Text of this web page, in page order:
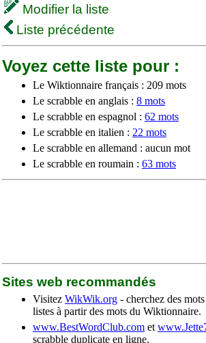
Modifier la liste
Liste précédente
Voyez cette liste pour :
Le Wiktionnaire français : 209 mots
Le scrabble en anglais : 8 mots
Le scrabble en espagnol : 62 mots
Le scrabble en italien : 22 mots
Le scrabble en allemand : aucun mot
Le scrabble en roumain : 63 mots
Sites web recommandés
Visitez WikWik.org - cherchez des
listes à partir des mots du Wiktionnaire.
www.BestWordClub.com et
scrabble duplicate en ligne.